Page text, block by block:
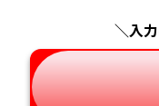
＼入